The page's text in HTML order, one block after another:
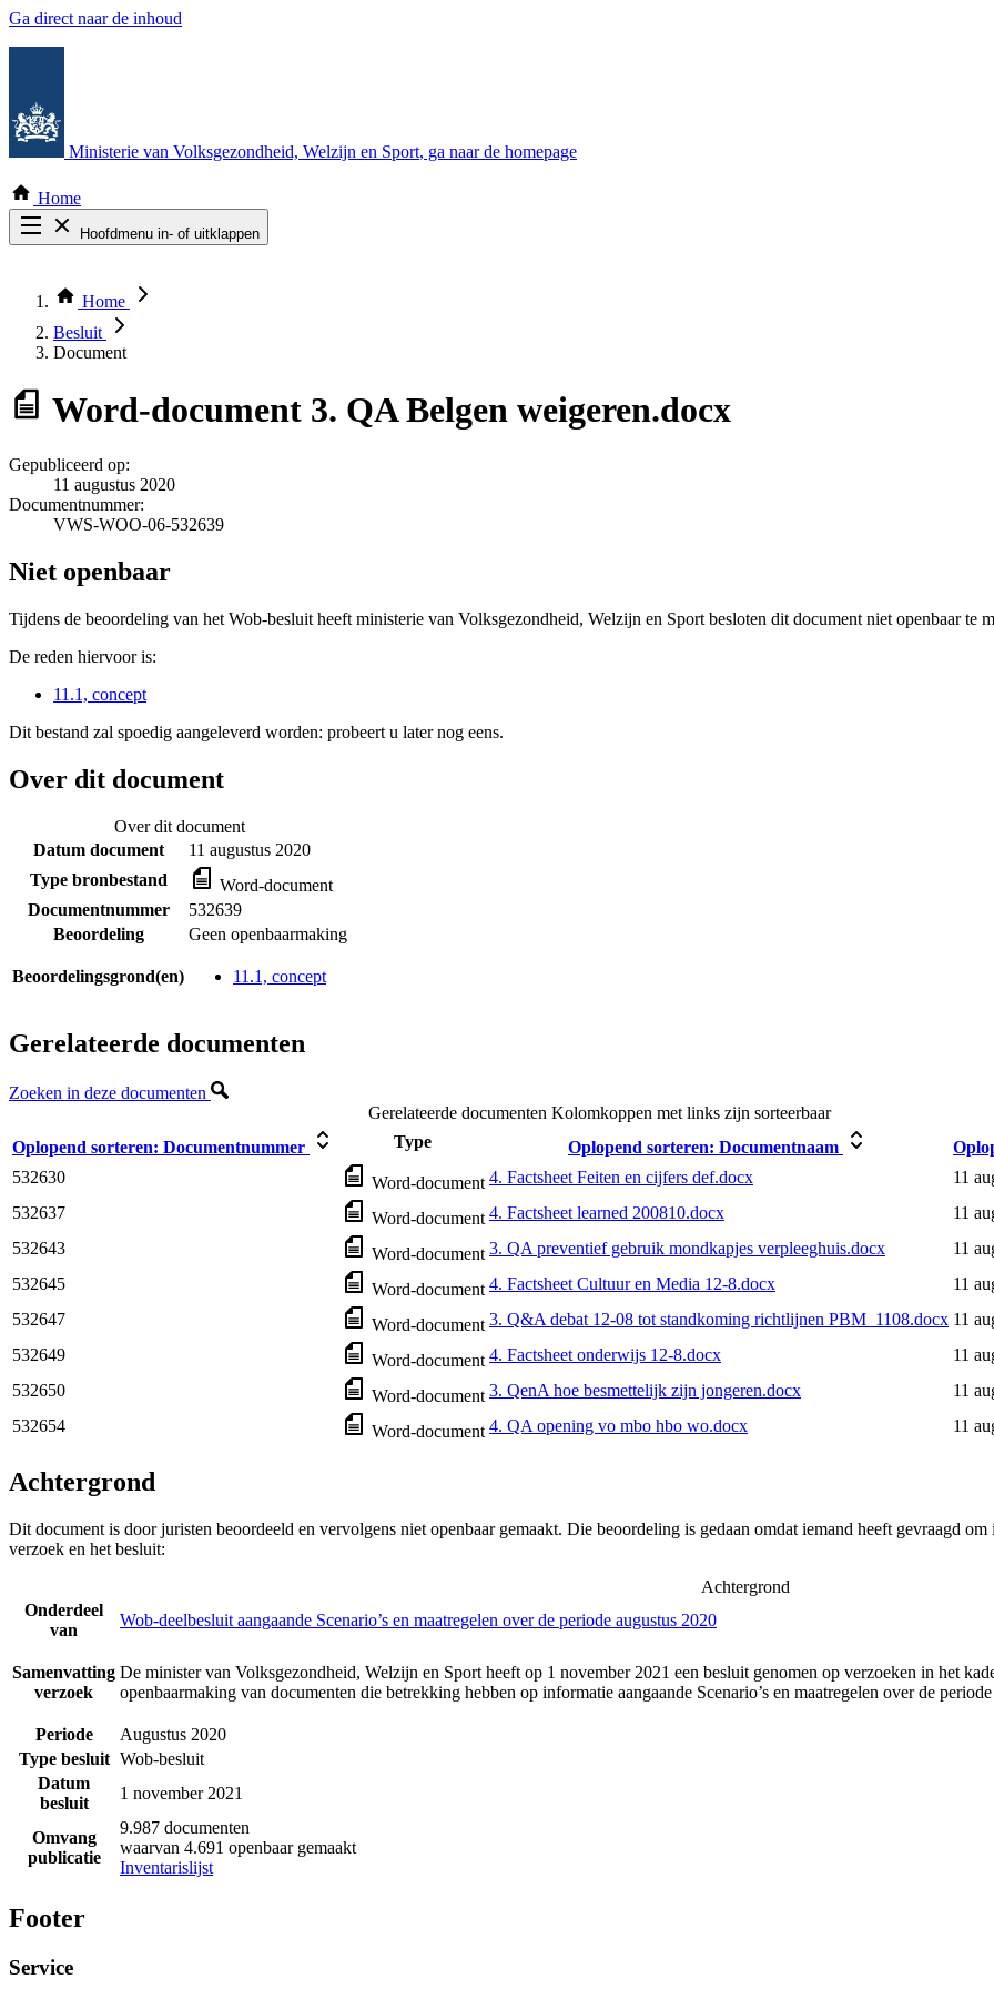
Ga direct naar de inhoud
Ministerie van Volksgezondheid, Welzijn en Sport, ga naar de homepage
Home
Hoofdmenu in- of uitklappen
Thema COVID-19
Bekijk per bestuursorgaan
Home
Besluit
Document
Word-document 3. QA Belgen weigeren.docx
Gepubliceerd op:
11 augustus 2020
Documentnummer:
VWS-WOO-06-532639
Niet openbaar
Tijdens de beoordeling van het Wob-besluit heeft ministerie van Volksgezondheid, Welzijn en Sport besloten dit document niet openbaar te
De reden hiervoor is:
11.1, concept
Dit bestand zal spoedig aangeleverd worden: probeert u later nog eens.
Over dit document
Over dit document
Datum document
11 augustus 2020
Type bronbestand
Word-document
Documentnummer
532639
Beoordeling
Geen openbaarmaking
Beoordelingsgrond(en) 11.1, concept
Gerelateerde documenten
Zoeken in deze documenten
Gerelateerde documenten Kolomkoppen met links zijn sorteerbaar
Oplopend sorteren: Documentnummer Type Oplopend sorteren: Documentnaam
532630
Word-document 4. Factsheet Feiten en cijfers def.docx
11
532637
Word-document 4. Factsheet learned 200810.docx
11
532643
Word-document 3. QA preventief gebruik mondkapjes verpleeghuis.docx
11
532645
Word-document 4. Factsheet Cultuur en Media 12-8.docx
11
532647
Word-document 3. Q&A debat 12-08 tot standkoming richtlijnen PBM_1108.docx 11
532649
Word-document 4. Factsheet onderwijs 12-8.docx
11
532650
Word-document 3. QenA hoe besmettelijk zijn jongeren.docx
11
532654
Word-document 4. QA opening vo mbo hbo wo.docx 11
Achtergrond
Dit document is door juristen beoordeeld en vervolgens niet openbaar gemaakt. Die beoordeling is gedaan omdat iemand heeft gevraagd
verzoek en het besluit:
Achtergrond
Onderdeel
van
Wob-deelbesluit aangaande Scenario’s en maatregelen over de periode augustus 2020
Samenvatting
verzoek
De minister van Volksgezondheid, Welzijn en Sport heeft op 1 november 2021 een besluit genomen op verzoeken in het
openbaarmaking van documenten die betrekking hebben op informatie aangaande Scenario’s en maatregelen over de
Periode
Augustus 2020
Type besluit Wob-besluit
Datum
besluit
1 november 2021
Omvang
publicatie
9.987 documenten
waarvan 4.691 openbaar gemaakt
Inventarislijst
Footer
Service